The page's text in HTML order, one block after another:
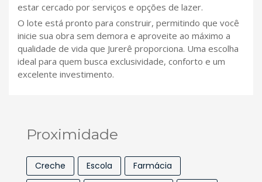
estar cercado por serviços e opções de lazer.
O lote está pronto para construir, permitindo que você
inicie sua obra sem demora e aproveite ao máximo a
qualidade de vida que Jurerê proporciona. Uma escolha
ideal para quem busca exclusividade, conforto e um
excelente investimento.
Proximidade
Creche Escola
Farmácia